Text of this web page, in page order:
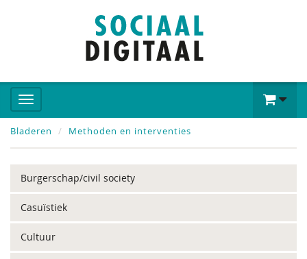
Bladeren Methoden en interventies
Burgerschap/civil society
Casuïstiek
Cultuur